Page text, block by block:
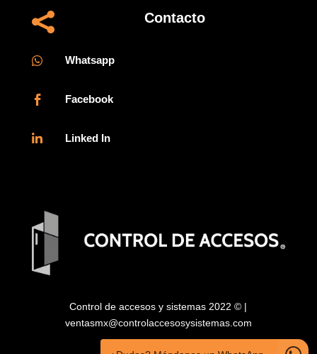
 Contacto
 Whatsapp
 Facebook
 Linked In
Control de accesos y sistemas 2022 © |
ventasmx@controlaccesosysistemas.com